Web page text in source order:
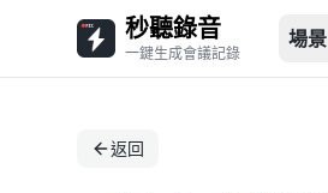
秒聽錄音
一鍵生成會議記錄
場景
返回